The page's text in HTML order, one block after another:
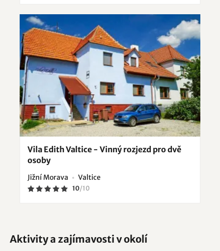
Vila Edith Valtice - Vinný rozjezd pro dvě
osoby
Jižní Morava Valtice
10/10
Aktivity a zajímavosti v okolí